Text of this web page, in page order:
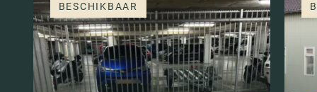
BESCHIKBAAR